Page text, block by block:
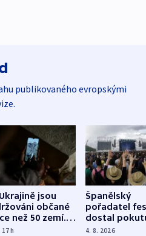
publikovaného evropskými
jsou
občané
než 50 zemí.
na straně
17h
Španělský
pořadatel
dostal
nekalé
4. 8. 2026